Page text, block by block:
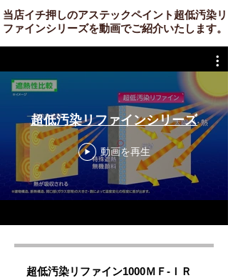
当店イチ押しのアステックペイント超低汚染リ
ファインシリーズを動画でご紹介いたします。
超低汚染リファインシリーズ
動画を再生
超低汚染リファイン1000ＭＦ-ＩＲ